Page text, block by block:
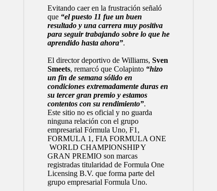
Evitando caer en la frustración señaló
que “el puesto 11 fue un buen
resultado y una carrera muy positiva
para seguir trabajando sobre lo que he
aprendido hasta ahora”.
El director deportivo de Williams, Sven
Smeets, remarcó que Colapinto “hizo
un fin de semana sólido en
condiciones extremadamente duras en
su tercer gran premio y estamos
contentos con su rendimiento”.
Este sitio no es oficial y no guarda
ninguna relación con el grupo
empresarial Fórmula Uno, F1,
FORMULA 1, FIA FORMULA ONE
WORLD CHAMPIONSHIP Y
GRAN PREMIO son marcas
registradas titularidad de Formula One
Licensing B.V. que forma parte del
grupo empresarial Formula Uno.